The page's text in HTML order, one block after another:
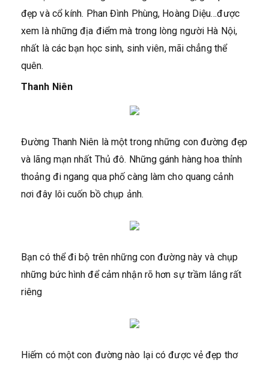
đẹp và cổ kính. Phan Đình Phùng, Hoàng Diệu…được
xem là những địa điểm mà trong lòng người Hà Nội,
nhất là các bạn học sinh, sinh viên, mãi chẳng thể
quên.
Thanh Niên
Đường Thanh Niên là một trong những con đường đẹp
và lãng mạn nhất Thủ đô. Những gánh hàng hoa thỉnh
thoảng đi ngang qua phố càng làm cho quang cảnh
nơi đây lôi cuốn bồ chụp ảnh.
Bạn có thể đi bộ trên những con đường này và chụp
những bức hình để cảm nhận rõ hơn sự trầm lắng rất
riêng
Hiếm có một con đường nào lại có được vẻ đẹp thơ